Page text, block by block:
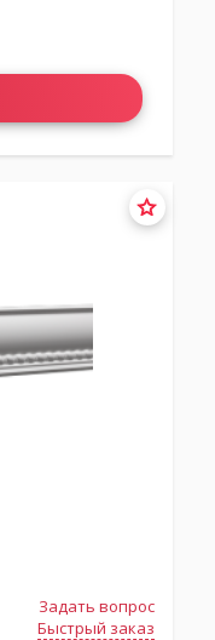
Задать вопрос
Быстрый заказ